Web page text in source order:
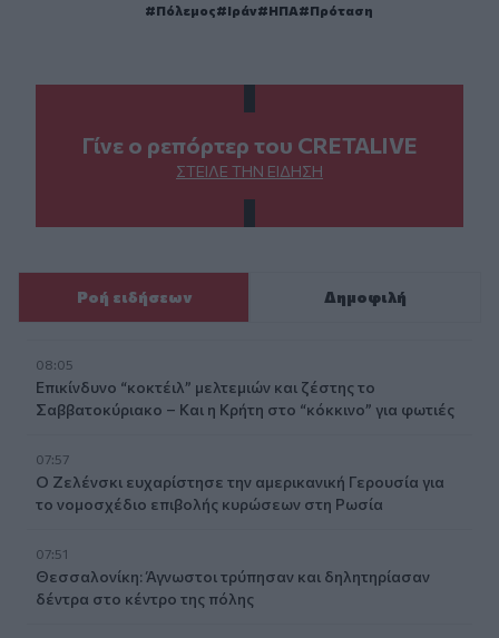
Πόλεμος Ιράν ΗΠΑ Πρόταση
Γίνε ο ρεπόρτερ του CRETALIVE
ΣΤΕΊΛΕ ΤΗΝ ΕΊΔΗΣΗ
Ροή ειδήσεων Δημοφιλή
08:05
Επικίνδυνο “κοκτέιλ” μελτεμιών και ζέστης το
Σαββατοκύριακο – Και η Κρήτη στο “κόκκινο” για φωτιές
07:57
Ο Ζελένσκι ευχαρίστησε την αμερικανική Γερουσία για
το νομοσχέδιο επιβολής κυρώσεων στη Ρωσία
07:51
Θεσσαλονίκη: Άγνωστοι τρύπησαν και δηλητηρίασαν
δέντρα στο κέντρο της πόλης